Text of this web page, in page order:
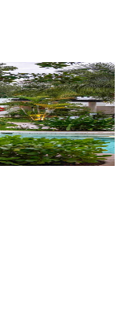
Riviera Maya,